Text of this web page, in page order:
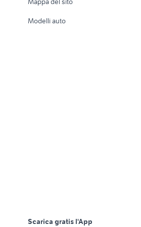
auto ssangyong ssangyong tivoli
Loft, mansarde e
Modelli auto
Scarica gratis l'App